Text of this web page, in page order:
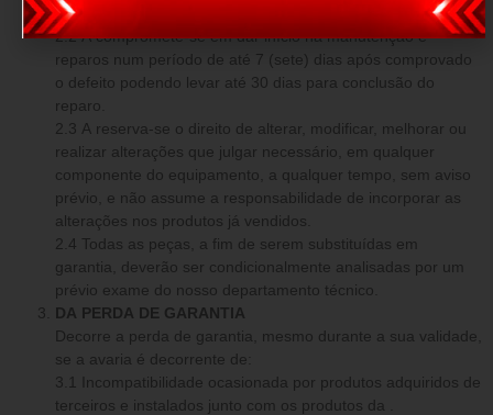
breve possível, sem custo adicional.
2.2 A compromete-se em dar início na manutenção e
reparos num período de até 7 (sete) dias após comprovado
o defeito podendo levar até 30 dias para conclusão do
reparo.
2.3 A reserva-se o direito de alterar, modificar, melhorar ou
realizar alterações que julgar necessário, em qualquer
componente do equipamento, a qualquer tempo, sem aviso
prévio, e não assume a responsabilidade de incorporar as
alterações nos produtos já vendidos.
2.4 Todas as peças, a fim de serem substituídas em
garantia, deverão ser condicionalmente analisadas por um
prévio exame do nosso departamento técnico.
DA PERDA DE GARANTIA
Decorre a perda de garantia, mesmo durante a sua validade,
se a avaria é decorrente de:
3.1 Incompatibilidade ocasionada por produtos adquiridos de
terceiros e instalados junto com os produtos da .